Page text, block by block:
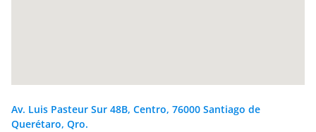
Av. Luis Pasteur Sur 48B, Centro, 76000 Santiago de
Querétaro, Qro.